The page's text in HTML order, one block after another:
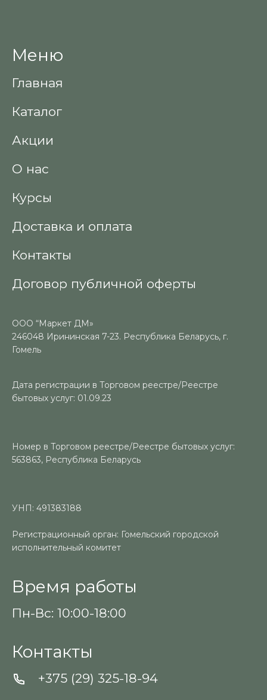
Меню
Главная
Каталог
Акции
О нас
Курсы
Доставка и оплата
Контакты
Договор публичной оферты
ООО “Маркет ДМ»
246048 Ирининская 7-23. Республика Беларусь, г.
Гомель
Дата регистрации в Торговом реестре/Реестре
бытовых услуг: 01.09.23
Номер в Торговом реестре/Реестре бытовых услуг:
563863, Республика Беларусь
УНП: 491383188
Регистрационный орган: Гомельский городской
исполнительный комитет
Время работы
Пн-Вс: 10:00-18:00
Контакты
+375 (29) 325-18-94